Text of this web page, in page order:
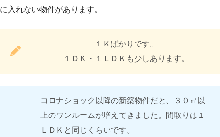
に入れない物件があります。
１Ｋばかりです。
１ＤＫ・１ＬＤＫも少しあります。
コロナショック以降の新築物件だと、３０㎡以
上のワンルームが増えてきました。間取りは１
ＬＤＫと同じくらいです。